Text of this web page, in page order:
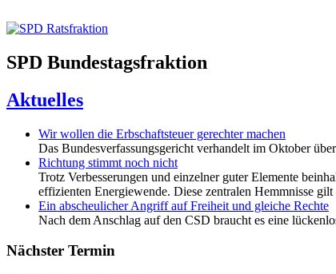
SPD Bundestagsfraktion
Aktuelles
Wir wollen die Erbschaftsteuer gerechter machen
Das Bundesverfassungsgericht verhandelt im Oktober
Richtung stimmt noch nicht
Trotz Verbesserungen und einzelner guter Elemente
effizienten Energiewende. Diese zentralen Hemmnisse
Ein abscheulicher Angriff auf Freiheit und gleiche Rechte
Nach dem Anschlag auf den CSD braucht es eine
Nächster Termin